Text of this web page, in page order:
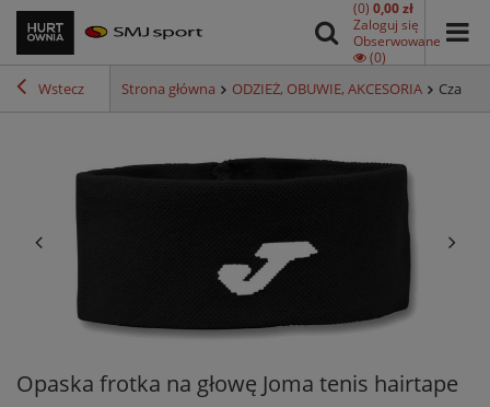
(0) 0,00 zł
Zaloguj się
Obserwowane
(0)
Wstecz Strona główna ODZIEŻ, OBUWIE, AKCESORIA
Opaska frotka na głowę Joma tenis hairtape